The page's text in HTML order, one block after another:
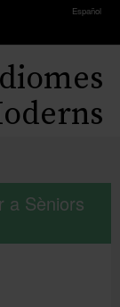
toolbar
Español
a Sèniors